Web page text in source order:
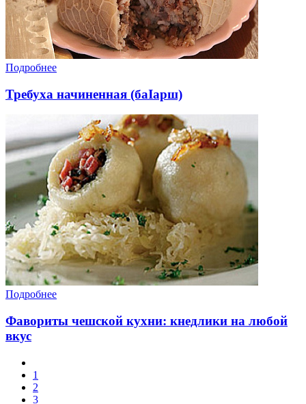
Подробнее
Требуха начиненная (баIарш)
Подробнее
Фавориты чешской кухни: кнедлики на любой
вкус
1
2
3